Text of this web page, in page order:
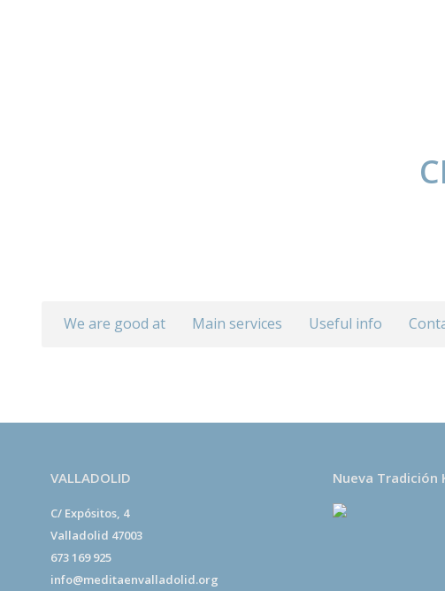
We are good at Main services Useful info
VALLADOLID
C/ Expósitos, 4
Valladolid 47003
673 169 925
info@meditaenvalladolid.org
Nueva Tradición